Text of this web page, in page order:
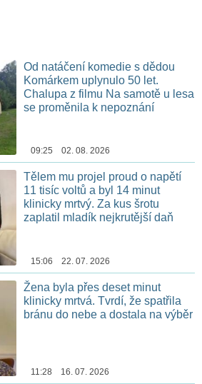
Od natáčení komedie s dědou
Komárkem uplynulo 50 let.
Chalupa z filmu Na samotě u lesa
se proměnila k nepoznání
09:25 02. 08. 2026
Tělem mu projel proud o napětí
11 tisíc voltů a byl 14 minut
klinicky mrtvý. Za kus šrotu
zaplatil mladík nejkrutější daň
15:06 22. 07. 2026
Žena byla přes deset minut
klinicky mrtvá. Tvrdí, že spatřila
bránu do nebe a dostala na výběr
11:28 16. 07. 2026